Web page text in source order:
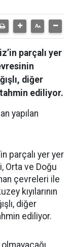
parçalı yer
diğer
ediliyor.
yapılan
parçalı yer yer
Orta ve Doğu
çevreleri ile
kıyılarının
diğer
ediliyor.